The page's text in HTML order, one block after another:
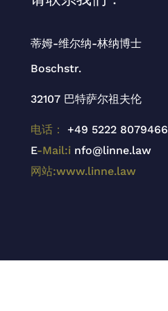
蒂姆-维尔纳-林纳博士
Boschstr.
32107 巴特萨尔祖夫伦
电话：
+49 5222 8079466
E-Mail:i nfo@linne.law
网站:www.linne.law